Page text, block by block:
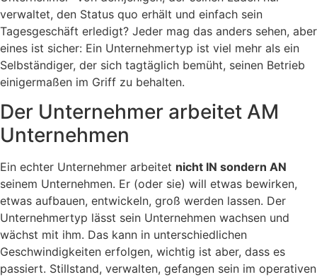
verwaltet, den Status quo erhält und einfach sein
Tagesgeschäft erledigt? Jeder mag das anders sehen, aber
eines ist sicher: Ein Unternehmertyp ist viel mehr als ein
Selbständiger, der sich tagtäglich bemüht, seinen Betrieb
einigermaßen im Griff zu behalten.
Der Unternehmer arbeitet AM
Unternehmen
Ein echter Unternehmer arbeitet nicht IN sondern AN
seinem Unternehmen. Er (oder sie) will etwas bewirken,
etwas aufbauen, entwickeln, groß werden lassen. Der
Unternehmertyp lässt sein Unternehmen wachsen und
wächst mit ihm. Das kann in unterschiedlichen
Geschwindigkeiten erfolgen, wichtig ist aber, dass es
passiert. Stillstand, verwalten, gefangen sein im operativen